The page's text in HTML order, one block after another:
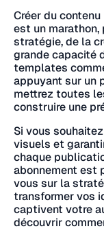
Créer du
est un marathon,
stratégie, de la
grande capacité
templates
appuyant sur un
mettrez toutes
construire une
Si vous
visuels et
chaque
abonnement est
vous sur la
transformer vos
captivent votre
découvrir